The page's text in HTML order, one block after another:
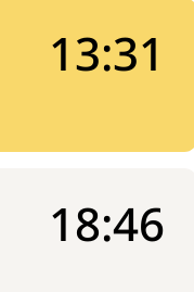
13:31
18:46